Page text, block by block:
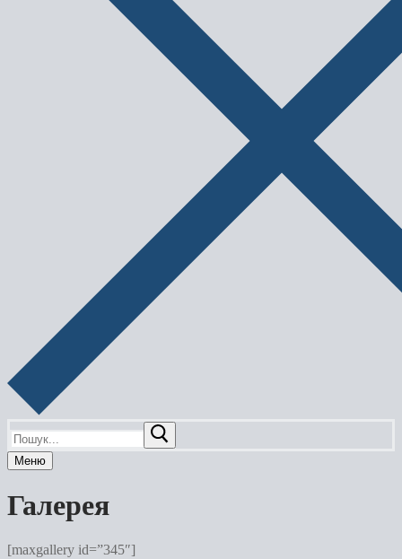
Пошук:
Меню
Галерея
[maxgallery id=”345″]